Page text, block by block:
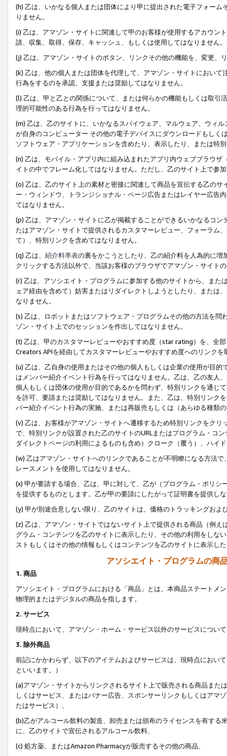
(h) 乙は、いかなる個人または団体により甲に提出された電子フォー
りません。
(i) 乙は、アマゾン・サイトに関連して甲のお客様が使用するアカウン
請、収集、取得、保存、キャッシュ、もしくは使用してはなりません。
(j) 乙は、アマゾン・サイトのボタン、リンクその他の機能を、変更、
(k) 乙は、他の個人または団体を代理して、アマゾン・サイトにおい
行為をするのを承認、支援または奨励してはなりません。
(l) 乙は、甲と乙との関係について、または何らかの機能もしくは取
理的可能性のある行為を行ってはなりません。
(m) 乙は、乙のサイトに、いかなるスパイウェア、マルウェア、ウィ
が自身のコンピューター その他の電子デバイスにダウンロードもし
ソフトウェア・アプリケーションを含めたり、表示したり、または特
(n) 乙は、モバイル・アプリ内に組み込まれたアプリ内ウェブブラウ
イトの中でフレーム化してはなりません。ただし、乙のサイト上で参
(o) 乙は、乙のサイト上の素材と密接に関連して商品を宣伝する乙の
ー・ウィンドウ、トランジショナル・ページ広告またはレイヤー広告
てはなりません。
(p) 乙は、アマゾン・サイトに乙が掲載することができるいかなるコ
たはアマゾン・サイトで提供されるカスタマーレビュー、フォーラム
て）、特別リンクを含めてはなりません。
(q) 乙は、 紹介料率表の裏をかこうとしたり、乙の紹介料を人為的に
クリックする方法以外で、当該お客様のブラウザでアマゾン・サイト
(r) 乙は、アソシエイト・プログラムに参加する他のサイトから、ま
ェア経由を含めて）妨害またはリダイレクトしようとしたり、または
なりません。
(s) 乙は、ロボットまたはソフトウェア・プログラムその他の方法を
ゾン・サイト上でのセッションを作出してはなりません。
(t) 乙は、甲のカスタマーレビューやおすすめ度（star rating）を、全
Creators APIを経由してカスタマーレビューやおすすめ度へのリンクを
(u) 乙は、乙自身の使用またはその他の個人もしくは企業の使用が目
はメンバー紹介イベント行為を行ってはなりません。乙は、乙の友人
個人もしくは団体の使用が目的であるかを問わず、特別リンクを通じ
を許可、要請または奨励してはなりません。また、乙は、特別リンク
バー紹介イベント行為の実施、または再販売もしくは（あらゆる種類
(v) 乙は、お客様がアマゾン・サイトへ遷移するため特別リンクをク
で、特別リンクが設置された乙のサイトのURLまたはプログラム・コ
ダイレクトページの利用によるものも含め）クローク（覆う）、ハイ
(w) 乙はアマゾン・サイトへのリンクであることが不明瞭になる方法
レースメントを使用してはなりません。
(x) 甲が要請する場合、乙は、甲に対して、乙が（プログラム・ポリ
を提供するものとします。乙が甲の要請にしたがって証明書を提供し
(y) 甲が別途合意しない限り、乙のサイトは、価格のトラッキングお
(z) 乙は、アマゾン・サイトではないサイト上で提供される商品（例
グラム・コンテンツを乙のサイトに表示したり、その他の利用をしな
ストもしくはその他の情報もしくはコンテンツを乙のサイトに表示し
アソシエイト・プログラムの商
1. 商品
アソシエイト・プログラムにおける「商品」とは、本商品ステートメ
物理的またはデジタルの商品を指します。
2. サービス
現時点において、アマゾン・ホーム・サービス以外のサービスについ
3. 除外商品
前記にかかわらず、以下のアイテムおよびサービスは、現時点におい
といいます。）
(a)アマゾン・サイトからリンクされるサイト上で販売される商品ま
しくはサービス、またはバナー広告、スポンサーリンクもしくはアマ
たはサービス）、
(b)乙がアルコール飲料の製造、卸売または頒布のライセンスを有す
に、乙のサイトで宣伝されるアルコール飲料、
(c) 処方薬、またはAmazon Pharmacyが販売するその他の商品、